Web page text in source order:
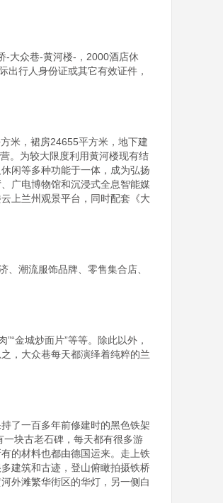
-大众巷-黄河楼-，2000酒店休
出行人身份证或其它有效证件，
米，裙房24655平方米，地下建
。为较大限度利用黄河楼现有结
闲等多种功能于一体，成为弘扬
广电博物馆和沉浸式全息智能媒
上兰州观景平台，同时配套《大
潮流服饰品牌、零售集合店、
金城炒面片”等等。除此以外，
，大众巷每天都演绎着纯粹的兰
了一百多年前修建时的黑色铁架
块古老石碑，每天都有很多游
的材料也都由德国运来。走上铁
建筑和古迹，登山俯瞰拍摄铁桥
外滩繁华街区的华灯，另一侧白